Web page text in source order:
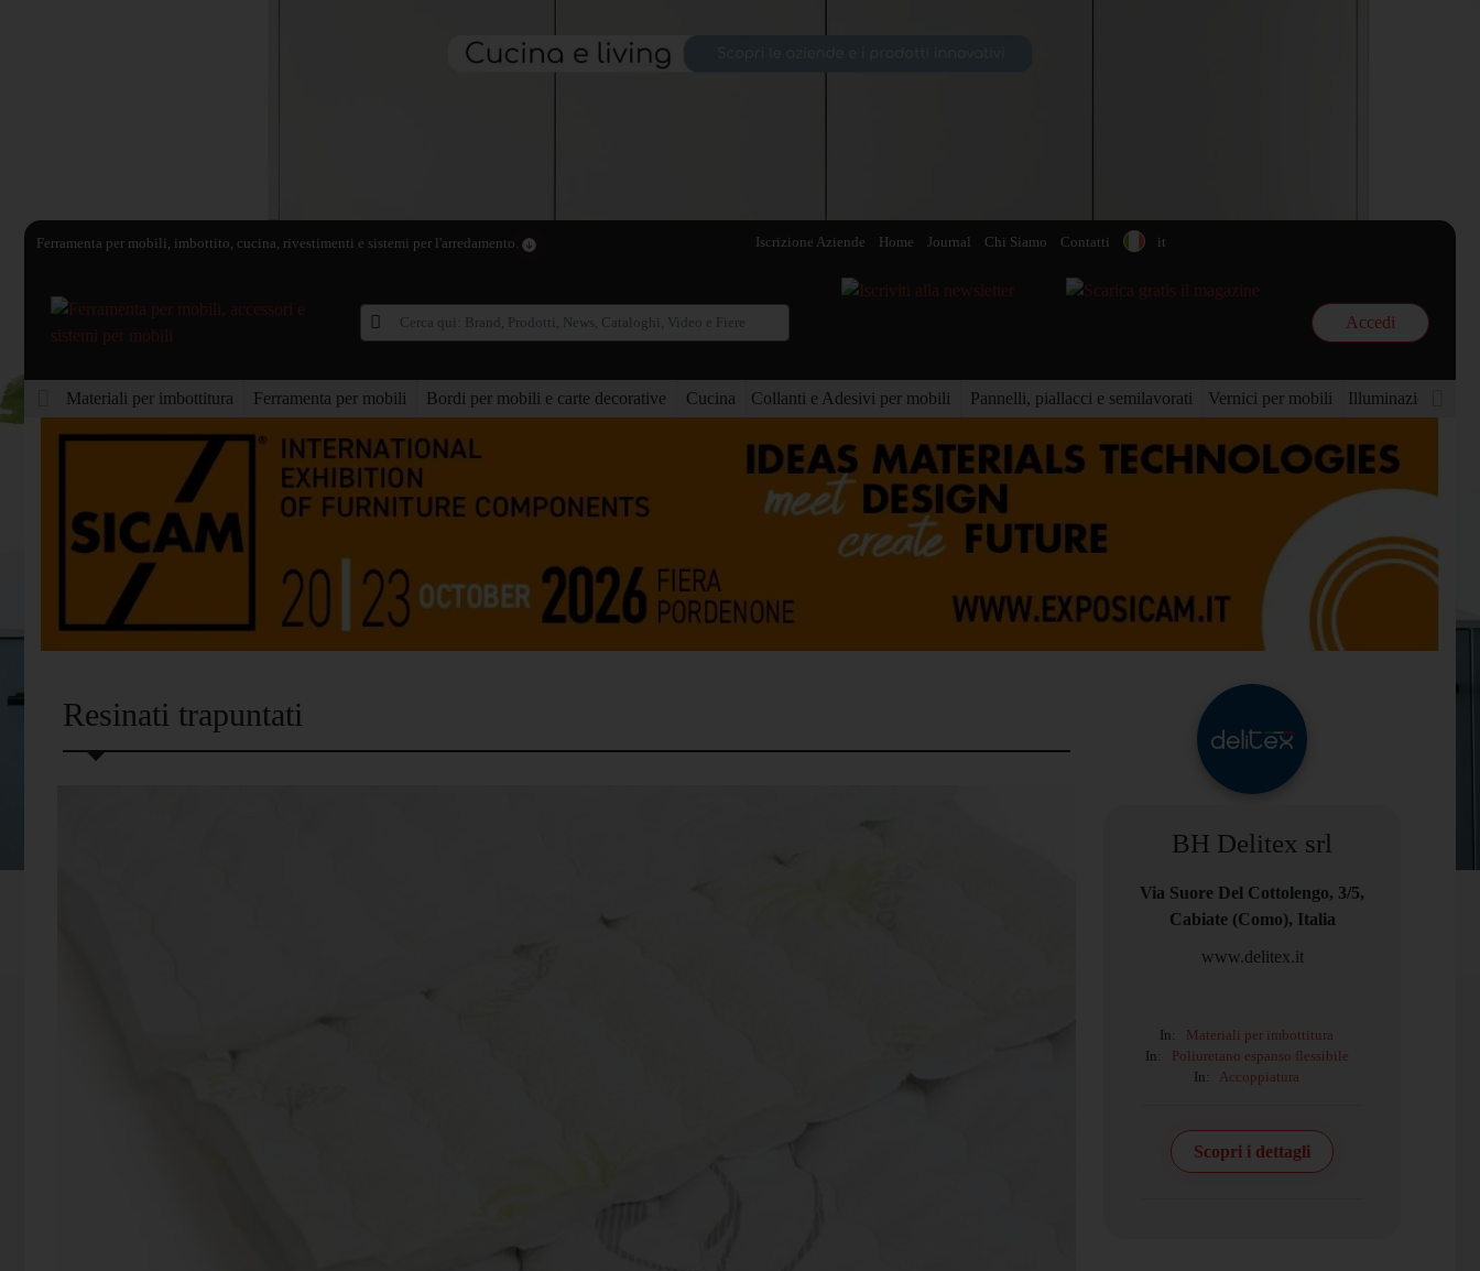
Ferramenta per mobili, imbottito, cucina, rivestimenti e sistemi per l'arredamento. Iscrizione Aziende Home Journal Chi Siamo Contatti it
Accedi
Materiali per imbottitura Ferramenta per mobili Bordi per mobili e carte decorative Cucina Collanti e Adesivi per mobili Pannelli, piallacci e semilavorati Vernici per mobili Illuminazione per
Resinati trapuntati
BH Delitex srl
Via Suore Del Cottolengo, 3/5,
Cabiate (Como), Italia
www.delitex.it
In: Materiali per imbottitura
In: Poliuretano espanso flessibile
In:
Accoppiatura
Scopri i dettagli